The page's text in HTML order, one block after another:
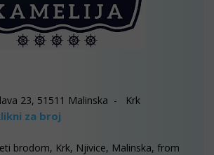
23, 51511 Malinska - Krk
za broj
brodom, Krk, Njivice, Malinska, from